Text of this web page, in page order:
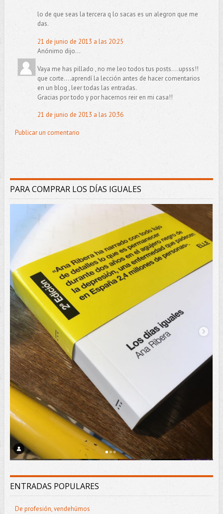
lo de que seas la tercera q lo sacas es un alegron que me
das.
21 de junio de 2013 a las 20:25
Anónimo dijo...
Vaya me has pillado , no me leo todos tus posts....upsss!!
que corte....aprendí la lección antes de hacer comentarios
en un blog , leer todas las entradas.
Gracias por todo y por hacernos reir en mi casa!!
21 de junio de 2013 a las 20:36
Publicar un comentario
PARA COMPRAR LOS DÍAS IGUALES
ENTRADAS POPULARES
De profesión, vendehúmos